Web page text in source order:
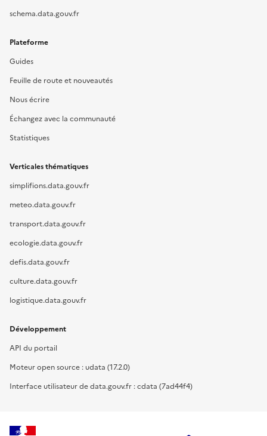
schema.data.gouv.fr
Plateforme
Guides
Feuille de route et nouveautés
Nous écrire
Échangez avec la communauté
Statistiques
Verticales thématiques
simplifions.data.gouv.fr
meteo.data.gouv.fr
transport.data.gouv.fr
ecologie.data.gouv.fr
defis.data.gouv.fr
culture.data.gouv.fr
logistique.data.gouv.fr
Développement
API du portail
Moteur open source : udata (17.2.0)
Interface utilisateur de data.gouv.fr : cdata (7ad44f4)